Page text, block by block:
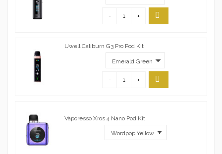
- +
Uwell Caliburn G3 Pro Pod Kit
- +
Vaporesso Xros 4 Nano Pod Kit